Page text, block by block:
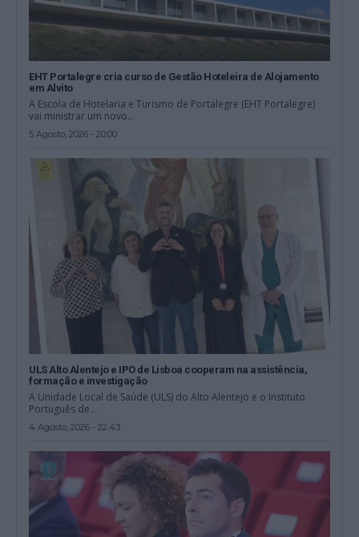
EHT Portalegre cria curso de Gestão Hoteleira de Alojamento
em Alvito
A Escola de Hotelaria e Turismo de Portalegre (EHT Portalegre)
vai ministrar um novo...
5 Agosto, 2026 - 20:00
ULS Alto Alentejo e IPO de Lisboa cooperam na assistência,
formação e investigação
A Unidade Local de Saúde (ULS) do Alto Alentejo e o Instituto
Português de...
4 Agosto, 2026 - 22:43